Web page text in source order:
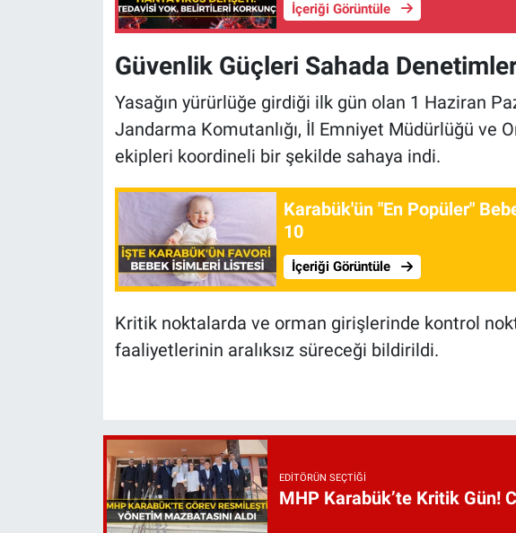
İçeriği Görüntüle
Güvenlik Güçleri Sahada
Yasağın yürürlüğe girdiği ilk gün olan 1 Haziran
Jandarma Komutanlığı, İl Emniyet Müdürlüğü ve
ekipleri koordineli bir şekilde sahaya indi.
Karabük'ün "En Popüler"
10
İçeriği Görüntüle
Kritik noktalarda ve orman girişlerinde kontrol
faaliyetlerinin aralıksız süreceği bildirildi.
EDITÖRÜN SEÇTIĞI
MHP Karabük’te Kritik Gün!